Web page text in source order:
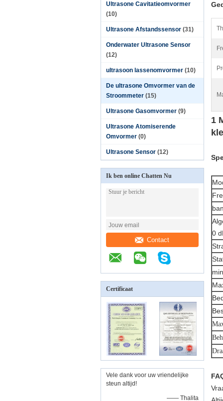
Ultrasone Cavitatieomvormer
(10)
Ultrasone Afstandssensor (31)
Onderwater Ultrasone Sensor
(12)
ultrasoon lassenomvormer (10)
De ultrasone Omvormer van de
Stroommeter (15)
Ultrasone Gasomvormer (9)
Ultrasone Atomiserende
Omvormer (0)
Ultrasone Sensor (12)
Ik ben online Chatten Nu
Contact
Certificaat
Vele dank voor uw vriendelijke
steun altijd!
—— Thalita
1
0